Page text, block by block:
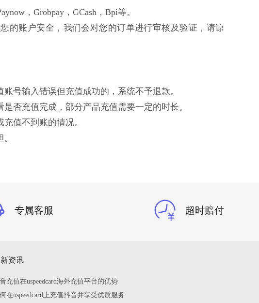
，Grobpay，GCash，Bpi等。
的账户安全，我们会对您的订单进行审核及验证，请谅
号输入错误但充值成功的，系统不予退款。
否充值完成，部分产品充值需要一定的时长。
值不到账的情况。
专属客服 超时赔付
资讯
充值在uspeedcard海外充值平台的优势
在uspeedcard上充值抖音并享受优质服务